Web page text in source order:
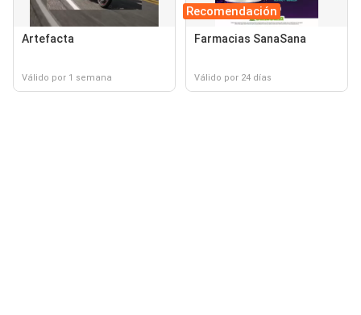
Artefacta
Válido por 1 semana
Recomendación
Farmacias SanaSana
Válido por 24 días